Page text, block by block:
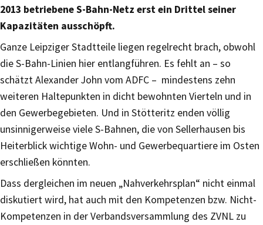
2013 betriebene S-Bahn-Netz erst ein Drittel seiner
Kapazitäten ausschöpft.
Ganze Leipziger Stadtteile liegen regelrecht brach, obwohl
die S-Bahn-Linien hier entlangführen. Es fehlt an – so
schätzt Alexander John vom ADFC – mindestens zehn
weiteren Haltepunkten in dicht bewohnten Vierteln und in
den Gewerbegebieten. Und in Stötteritz enden völlig
unsinnigerweise viele S-Bahnen, die von Sellerhausen bis
Heiterblick wichtige Wohn- und Gewerbequartiere im Osten
erschließen könnten.
Dass dergleichen im neuen „Nahverkehrsplan“ nicht einmal
diskutiert wird, hat auch mit den Kompetenzen bzw. Nicht-
Kompetenzen in der Verbandsversammlung des ZVNL zu